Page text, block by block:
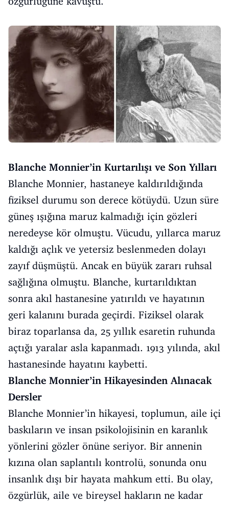
Blanche Monnier’in Kurtarılışı ve Son Yılları
Blanche Monnier, hastaneye kaldırıldığında
fiziksel durumu son derece kötüydü. Uzun süre
güneş ışığına maruz kalmadığı için gözleri
neredeyse kör olmuştu. Vücudu, yıllarca maruz
kaldığı açlık ve yetersiz beslenmeden dolayı
zayıf düşmüştü. Ancak en büyük zararı ruhsal
sağlığına olmuştu. Blanche, kurtarıldıktan
sonra akıl hastanesine yatırıldı ve hayatının
geri kalanını burada geçirdi. Fiziksel olarak
biraz toparlansa da, 25 yıllık esaretin ruhunda
açtığı yaralar asla kapanmadı. 1913 yılında, akıl
hastanesinde hayatını kaybetti.
Blanche Monnier’in Hikayesinden Alınacak
Dersler
Blanche Monnier’in hikayesi, toplumun, aile içi
baskıların ve insan psikolojisinin en karanlık
yönlerini gözler önüne seriyor. Bir annenin
kızına olan saplantılı kontrolü, sonunda onu
insanlık dışı bir hayata mahkum etti. Bu olay,
özgürlük, aile ve bireysel hakların ne kadar